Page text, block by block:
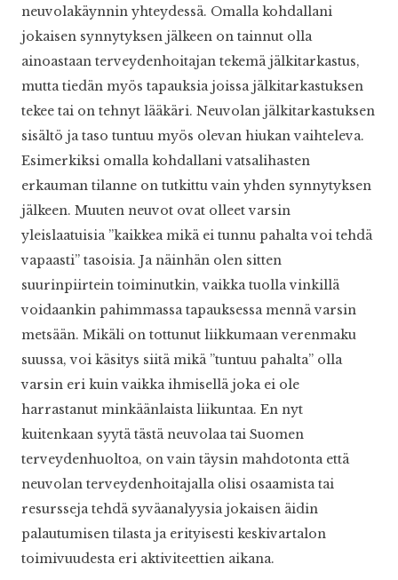
neuvolakäynnin yhteydessä. Omalla kohdallani
jokaisen synnytyksen jälkeen on tainnut olla
ainoastaan terveydenhoitajan tekemä jälkitarkastus,
mutta tiedän myös tapauksia joissa jälkitarkastuksen
tekee tai on tehnyt lääkäri. Neuvolan jälkitarkastuksen
sisältö ja taso tuntuu myös olevan hiukan vaihteleva.
Esimerkiksi omalla kohdallani vatsalihasten
erkauman tilanne on tutkittu vain yhden synnytyksen
jälkeen. Muuten neuvot ovat olleet varsin
yleislaatuisia ”kaikkea mikä ei tunnu pahalta voi tehdä
vapaasti” tasoisia. Ja näinhän olen sitten
suurinpiirtein toiminutkin, vaikka tuolla vinkillä
voidaankin pahimmassa tapauksessa mennä varsin
metsään. Mikäli on tottunut liikkumaan verenmaku
suussa, voi käsitys siitä mikä ”tuntuu pahalta” olla
varsin eri kuin vaikka ihmisellä joka ei ole
harrastanut minkäänlaista liikuntaa. En nyt
kuitenkaan syytä tästä neuvolaa tai Suomen
terveydenhuoltoa, on vain täysin mahdotonta että
neuvolan terveydenhoitajalla olisi osaamista tai
resursseja tehdä syväanalyysia jokaisen äidin
palautumisen tilasta ja erityisesti keskivartalon
toimivuudesta eri aktiviteettien aikana.